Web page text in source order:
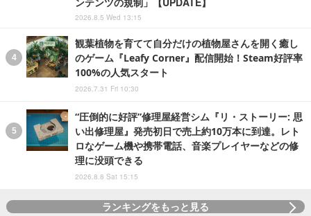
ンテンツの規制」【UPDATE】
2026.8.5 Wed 13:15
観葉植物を育てて自分だけの植物屋さんを開く癒し
のゲーム『Leafy Corner』配信開始！Steam好評率
100%の人気スタート
2026.7.31 Fri 10:30
“圧倒的に好評”修理屋経営シム『リ・ストーリー: 思
い出修理屋』発売初日で売上約10万本に到達。レト
ロなゲーム機や携帯電話、音楽プレイヤーなどの修
理に没頭できる
2026.8.8 Sat 15:15
ランキングをもっと見る